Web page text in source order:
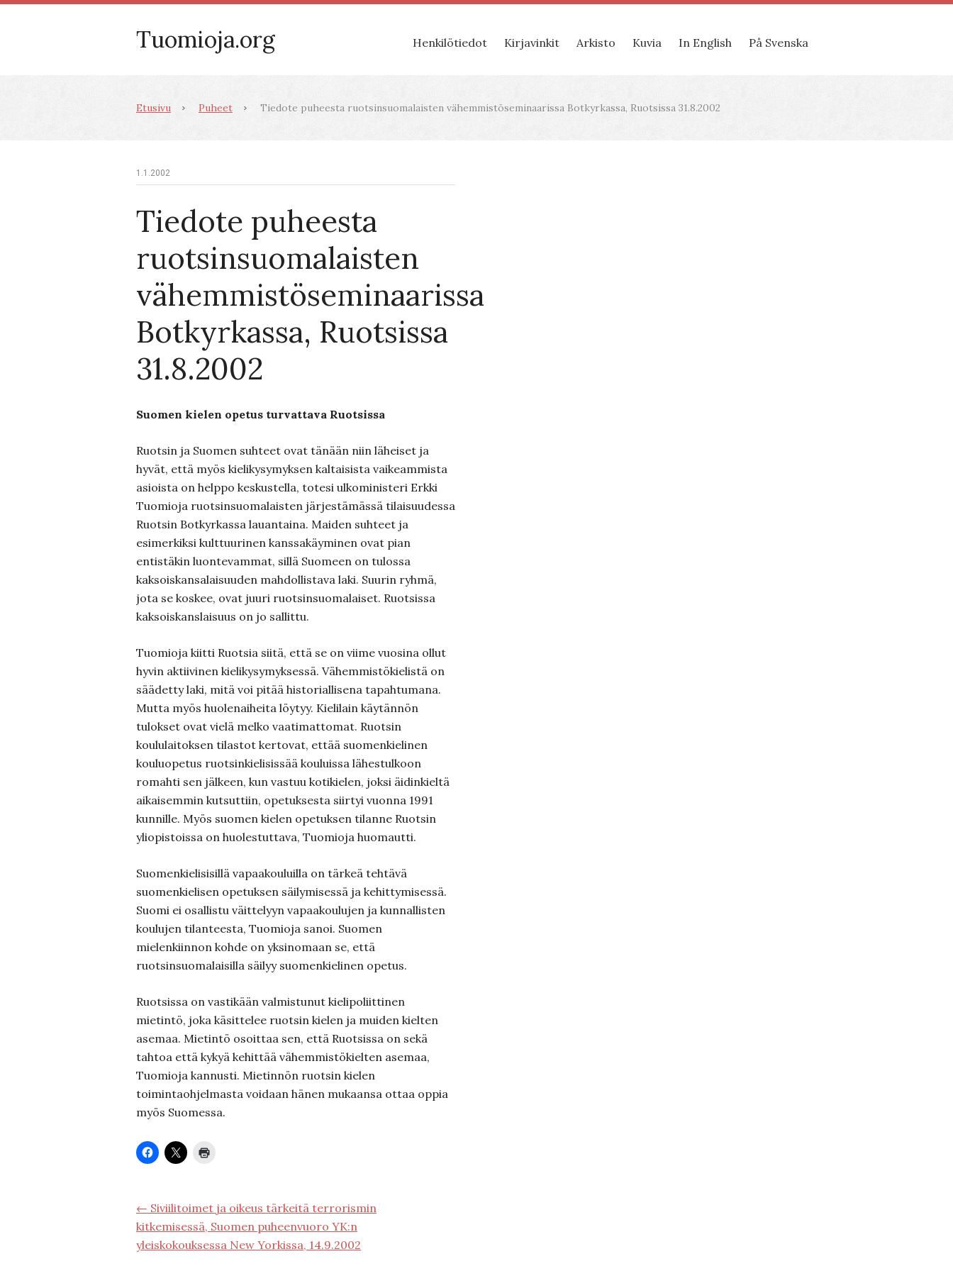
Tuomioja.org Henkilötiedot Kirjavinkit Arkisto Kuvia In English På Svenska
Etusivu Puheet Tiedote puheesta ruotsinsuomalaisten vähemmistöseminaarissa Botkyrkassa, Ruotsissa 31.8.2002
1.1.2002
Tiedote puheesta
ruotsinsuomalaisten
vähemmistöseminaarissa
Botkyrkassa, Ruotsissa
31.8.2002
Suomen kielen opetus turvattava Ruotsissa
Ruotsin ja Suomen suhteet ovat tänään niin läheiset ja
hyvät, että myös kielikysymyksen kaltaisista vaikeammista
asioista on helppo keskustella, totesi ulkoministeri Erkki
Tuomioja ruotsinsuomalaisten järjestämässä tilaisuudessa
Ruotsin Botkyrkassa lauantaina. Maiden suhteet ja
esimerkiksi kulttuurinen kanssakäyminen ovat pian
entistäkin luontevammat, sillä Suomeen on tulossa
kaksoiskansalaisuuden mahdollistava laki. Suurin ryhmä,
jota se koskee, ovat juuri ruotsinsuomalaiset. Ruotsissa
kaksoiskanslaisuus on jo sallittu.
Tuomioja kiitti Ruotsia siitä, että se on viime vuosina ollut
hyvin aktiivinen kielikysymyksessä. Vähemmistökielistä on
säädetty laki, mitä voi pitää historiallisena tapahtumana.
Mutta myös huolenaiheita löytyy. Kielilain käytännön
tulokset ovat vielä melko vaatimattomat. Ruotsin
koululaitoksen tilastot kertovat, ettää suomenkielinen
kouluopetus ruotsinkielisissää kouluissa lähestulkoon
romahti sen jälkeen, kun vastuu kotikielen, joksi äidinkieltä
aikaisemmin kutsuttiin, opetuksesta siirtyi vuonna 1991
kunnille. Myös suomen kielen opetuksen tilanne Ruotsin
yliopistoissa on huolestuttava, Tuomioja huomautti.
Suomenkielisisillä vapaakouluilla on tärkeä tehtävä
suomenkielisen opetuksen säilymisessä ja kehittymisessä.
Suomi ei osallistu väittelyyn vapaakoulujen ja kunnallisten
koulujen tilanteesta, Tuomioja sanoi. Suomen
mielenkiinnon kohde on yksinomaan se, että
ruotsinsuomalaisilla säilyy suomenkielinen opetus.
Ruotsissa on vastikään valmistunut kielipoliittinen
mietintö, joka käsittelee ruotsin kielen ja muiden kielten
asemaa. Mietintö osoittaa sen, että Ruotsissa on sekä
tahtoa että kykyä kehittää vähemmistökielten asemaa,
Tuomioja kannusti. Mietinnön ruotsin kielen
toimintaohjelmasta voidaan hänen mukaansa ottaa oppia
myös Suomessa.
← Siviilitoimet ja oikeus tärkeitä terrorismin
kitkemisessä, Suomen puheenvuoro YK:n
yleiskokouksessa New Yorkissa, 14.9.2002